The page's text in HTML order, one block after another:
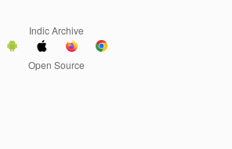
Indic Archive
Open Source